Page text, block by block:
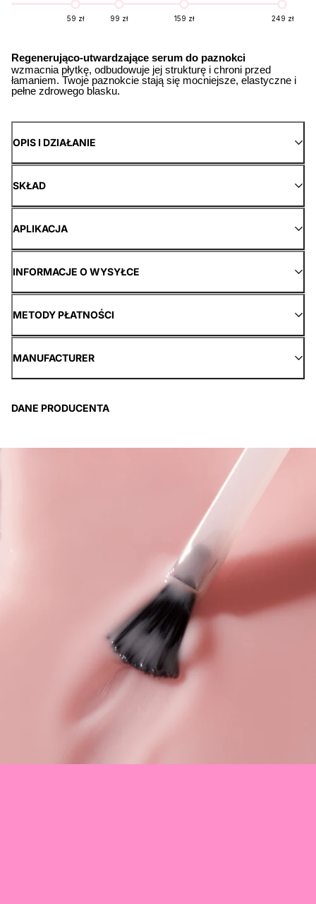
59 zł 99 zł 159 zł 249 zł
Regenerująco-utwardzające serum do paznokci
wzmacnia płytkę, odbudowuje jej strukturę i chroni przed
łamaniem. Twoje paznokcie stają się mocniejsze, elastyczne i
pełne zdrowego blasku.
OPIS I DZIAŁANIE
SKŁAD
APLIKACJA
INFORMACJE O WYSYŁCE
METODY PŁATNOŚCI
MANUFACTURER
DANE PRODUCENTA